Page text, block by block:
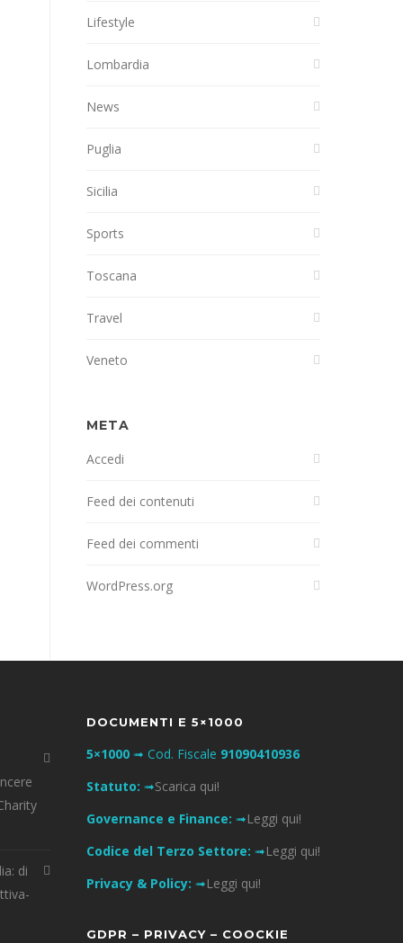
Lifestyle
Lombardia
News
Puglia
Sicilia
Sports
Toscana
Travel
Veneto
META
Accedi
Feed dei contenuti
Feed dei commenti
WordPress.org
di
DOCUMENTI E 5×1000
5×1000 ➟ Cod. Fiscale 91090410936
Statuto: ➟Scarica qui!
Governance e Finance: ➟Leggi qui!
Codice del Terzo Settore: ➟Leggi qui!
Privacy & Policy: ➟Leggi qui!
GDPR – PRIVACY – COOCKIE